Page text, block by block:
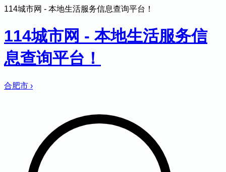
114城市网 - 本地生活服务信息查询平台！
114城市网 - 本地生活服务信
息查询平台！
合肥市 ›